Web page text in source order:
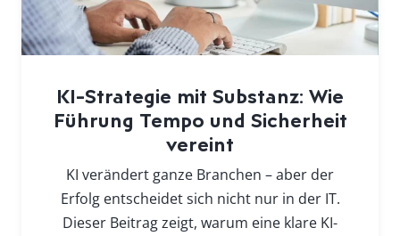
KI-Strategie mit Substanz: Wie
Führung Tempo und Sicherheit
vereint
KI verändert ganze Branchen – aber der
Erfolg entscheidet sich nicht nur in der IT.
Dieser Beitrag zeigt, warum eine klare KI-